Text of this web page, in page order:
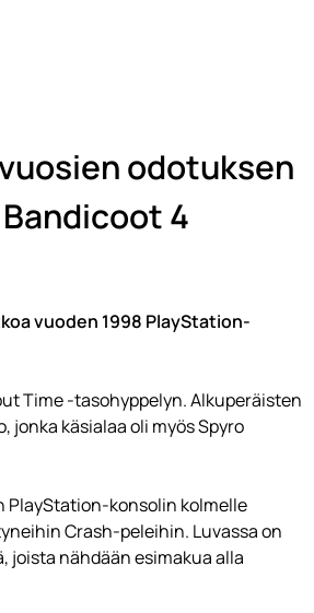
odotuksen
4
vuoden 1998 PlayStation-
Time -tasohyppelyn. Alkuperäisten
jonka käsialaa oli myös Spyro
PlayStation-konsolin kolmelle
Crash-peleihin. Luvassa on
joista nähdään esimakua alla